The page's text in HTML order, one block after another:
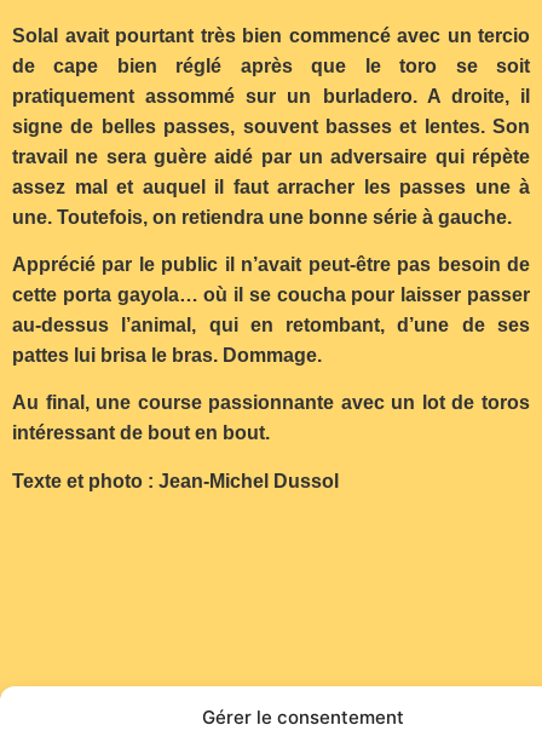
Gérer le consentement
Solal avait pourtant très bien commencé avec un tercio
de cape bien réglé après que le toro se soit
pratiquement assommé sur un burladero. A droite, il
signe de belles passes, souvent basses et lentes. Son
travail ne sera guère aidé par un adversaire qui répète
assez mal et auquel il faut arracher les passes une à
une. Toutefois, on retiendra une bonne série à gauche.
Apprécié par le public il n’avait peut-être pas besoin de
cette porta gayola… où il se coucha pour laisser passer
au-dessus l’animal, qui en retombant, d’une de ses
pattes lui brisa le bras. Dommage.
Au final, une course passionnante avec un lot de toros
intéressant de bout en bout.
Texte et photo : Jean-Michel Dussol